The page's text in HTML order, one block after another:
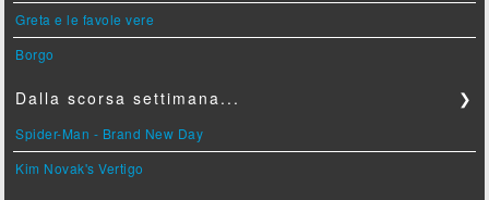
Greta e le favole vere
Borgo
Dalla scorsa settimana... ❯
Spider-Man - Brand New Day
Kim Novak's Vertigo